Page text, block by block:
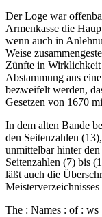
Der Loge war
Armenkasse die
wenn auch in
Weise
Zünfte in
Abstammung aus
bezweifelt werden,
Gesetzen von 1670
In dem alten Bande
den Seitenzahlen
unmittelbar hinter
Seitenzahlen (7) bis
läßt auch die
The : Names : of :